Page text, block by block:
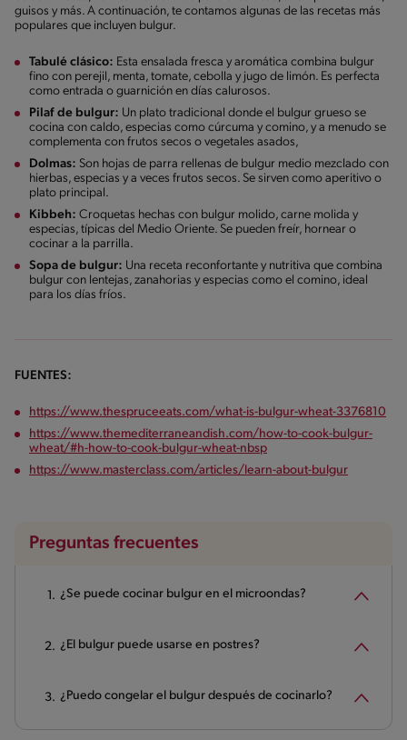
guisos y más. A continuación, te contamos algunas de las recetas más
populares que incluyen bulgur.
Tabulé clásico: Esta ensalada fresca y aromática combina bulgur
fino con perejil, menta, tomate, cebolla y jugo de limón. Es perfecta
como entrada o guarnición en días calurosos.
Pilaf de bulgur: Un plato tradicional donde el bulgur grueso se
cocina con caldo, especias como cúrcuma y comino, y a menudo se
complementa con frutos secos o vegetales asados,
Dolmas: Son hojas de parra rellenas de bulgur medio mezclado con
hierbas, especias y a veces frutos secos. Se sirven como aperitivo o
plato principal.
Kibbeh: Croquetas hechas con bulgur molido, carne molida y
especias, típicas del Medio Oriente. Se pueden freír, hornear o
cocinar a la parrilla.
Sopa de bulgur: Una receta reconfortante y nutritiva que combina
bulgur con lentejas, zanahorias y especias como el comino, ideal
para los días fríos.
FUENTES:
https://www.thespruceeats.com/what-is-bulgur-wheat-3376810
https://www.themediterraneandish.com/how-to-cook-bulgur-
wheat/#h-how-to-cook-bulgur-wheat-nbsp
https://www.masterclass.com/articles/learn-about-bulgur
Preguntas frecuentes
¿Se puede cocinar bulgur en el microondas?
¿El bulgur puede usarse en postres?
¿Puedo congelar el bulgur después de cocinarlo?